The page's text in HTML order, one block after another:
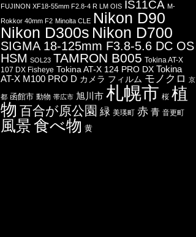
FUJINON XF18-55mm F2.8-4 R LM OIS IS11CA M-
Rokkor 40mm F2 Minolta CLE Nikon D90
Nikon D300s Nikon D700
SIGMA 18-125mm F3.8-5.6 DC OS
HSM SOL23 TAMRON B005 Tokina AT-X
107 DX Fisheye Tokina AT-X 124 PRO DX Tokina
AT-X M100 PRO D カメラ フィルム モノクロ 京
都 函館市 動物 帯広市 旭川市 札幌市 桜 植
物 百合が原公園 緑 美瑛町 赤 青 音更町
風景食べ物 黄